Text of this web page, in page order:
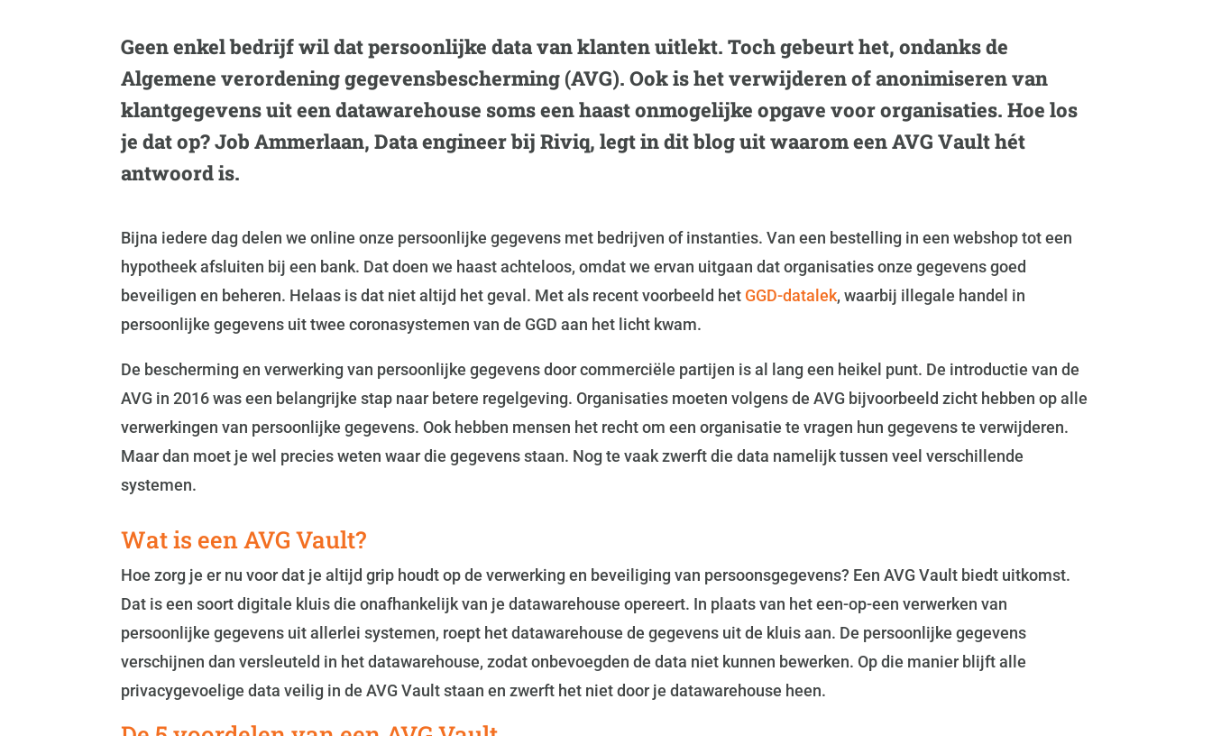
Geen enkel bedrijf wil dat persoonlijke data van klanten uitlekt. Toch gebeurt het, ondanks de
Algemene verordening gegevensbescherming (AVG). Ook is het verwijderen of anonimiseren van
klantgegevens uit een datawarehouse soms een haast onmogelijke opgave voor organisaties. Hoe los
je dat op? Job Ammerlaan, Data engineer bij Riviq, legt in dit blog uit waarom een AVG Vault hét
antwoord is.
Bijna iedere dag delen we online onze persoonlijke gegevens met bedrijven of instanties. Van een bestelling in een webshop tot een
hypotheek afsluiten bij een bank. Dat doen we haast achteloos, omdat we ervan uitgaan dat organisaties onze gegevens goed
beveiligen en beheren. Helaas is dat niet altijd het geval. Met als recent voorbeeld het GGD-datalek, waarbij illegale handel in
persoonlijke gegevens uit twee coronasystemen van de GGD aan het licht kwam.
De bescherming en verwerking van persoonlijke gegevens door commerciële partijen is al lang een heikel punt. De introductie van de
AVG in 2016 was een belangrijke stap naar betere regelgeving. Organisaties moeten volgens de AVG bijvoorbeeld zicht hebben op alle
verwerkingen van persoonlijke gegevens. Ook hebben mensen het recht om een organisatie te vragen hun gegevens te verwijderen.
Maar dan moet je wel precies weten waar die gegevens staan. Nog te vaak zwerft die data namelijk tussen veel verschillende
systemen.
Wat is een AVG Vault?
Hoe zorg je er nu voor dat je altijd grip houdt op de verwerking en beveiliging van persoonsgegevens? Een AVG Vault biedt uitkomst.
Dat is een soort digitale kluis die onafhankelijk van je datawarehouse opereert. In plaats van het een-op-een verwerken van
persoonlijke gegevens uit allerlei systemen, roept het datawarehouse de gegevens uit de kluis aan. De persoonlijke gegevens
verschijnen dan versleuteld in het datawarehouse, zodat onbevoegden de data niet kunnen bewerken. Op die manier blijft alle
privacygevoelige data veilig in de AVG Vault staan en zwerft het niet door je datawarehouse heen.